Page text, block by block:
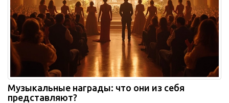
Музыкальные награды: что они из себя
представляют?